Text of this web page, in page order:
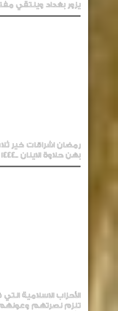
يزور بغداد ويلتقي
رمضان اشراقات خير
بهن حلاوة الاينان ..1444 هجرية .
الأحزاب الاسلامية
تلزم نصرتهم